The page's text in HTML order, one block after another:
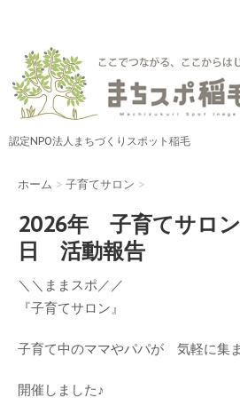
認定NPO法人まちづくりスポット稲毛
ホーム > 子育てサロン >
2026年 子育てサロ
日 活動報告
＼＼ままスポ／／
『子育てサロン』
子育て中のママやパパが 気軽に集
開催しました♪